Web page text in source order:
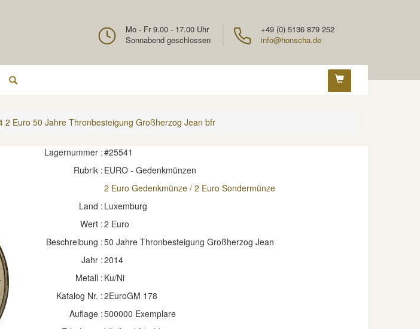
+49 (0) 5136 879 252
info@honscha.de
Mo - Fr 9.00 - 17.00 Uhr
Sonnabend geschlossen
2 Euro 50 Jahre Thronbesteigung Großherzog Jean bfr
Lagernummer :#25541
Rubrik : EURO - Gedenkmünzen
2 Euro Gedenkmünze / 2 Euro Sondermünze
Land : Luxemburg
Wert :2 Euro
Beschreibung :50 Jahre Thronbesteigung Großherzog Jean
Jahr :2014
Metall : Ku/Ni
Katalog Nr. :2EuroGM 178
Auflage :500000 Exemplare